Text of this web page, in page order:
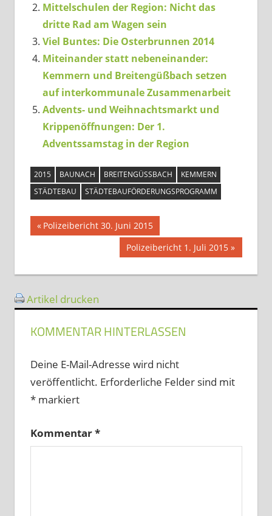
Mittelschulen der Region: Nicht das
dritte Rad am Wagen sein
Viel Buntes: Die Osterbrunnen 2014
Miteinander statt nebeneinander:
Kemmern und Breitengüßbach setzen
auf interkommunale Zusammenarbeit
Advents- und Weihnachtsmarkt und
Krippenöffnungen: Der 1.
Adventssamstag in der Region
2015 BAUNACH BREITENGÜSSBACH
KEMMERN
STÄDTEBAU
STÄDTEBAUFÖRDERUNGSPROGRAMM
Beitragsnavigation
Vorheriger
Polizeibericht 30. Juni 2015
Nächster
Beitrag:
Polizeibericht 1. Juli 2015
Artikel drucken
KOMMENTAR HINTERLASSEN
Deine E-Mail-Adresse wird nicht
veröffentlicht. Erforderliche Felder sind mit
*markiert
Kommentar*